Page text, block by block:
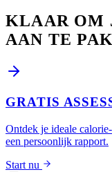
KLAAR OM
AAN TE
GRATIS
Ontdek je ideale
een persoonlijk rapport.
Start nu